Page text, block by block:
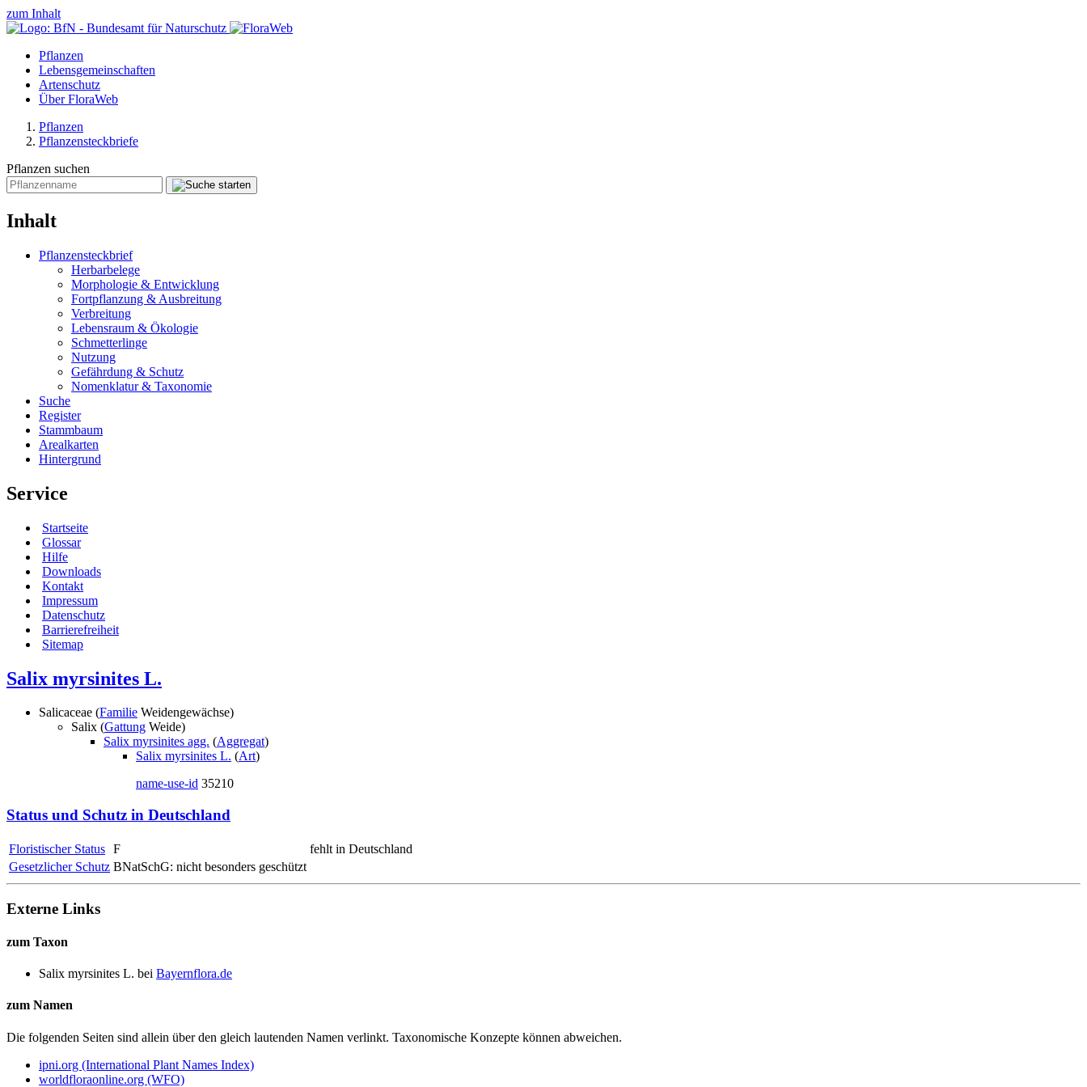
zum Inhalt
Pflanzen
Lebensgemeinschaften
Artenschutz
Über FloraWeb
Pflanzen
Pflanzensteckbriefe
Pflanzen suchen
Inhalt
Pflanzensteckbrief
Herbarbelege
Morphologie & Entwicklung
Fortpflanzung & Ausbreitung
Verbreitung
Lebensraum & Ökologie
Schmetterlinge
Nutzung
Gefährdung & Schutz
Nomenklatur & Taxonomie
Suche
Register
Stammbaum
Arealkarten
Hintergrund
Service
Startseite
Glossar
Hilfe
Downloads
Kontakt
Impressum
Datenschutz
Barrierefreiheit
Sitemap
Salix myrsinites L.
Salicaceae (Familie Weidengewächse)
Salix (Gattung Weide)
Salix myrsinites agg. (Aggregat)
Salix myrsinites L. (Art)
name-use-id 35210
Status und Schutz in Deutschland
Floristischer Status F
fehlt in Deutschland
Gesetzlicher Schutz BNatSchG: nicht besonders geschützt
Externe Links
zum Taxon
Salix myrsinites L. bei Bayernflora.de
zum Namen
Die folgenden Seiten sind allein über den gleich lautenden Namen verlinkt. Taxonomische Konzepte können abweichen.
ipni.org (International Plant Names Index)
worldfloraonline.org (WFO)